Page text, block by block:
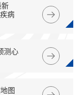
病
测心
图